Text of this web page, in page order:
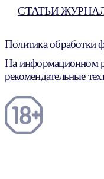
СТАТЬИ
Политика обработки
На информационном
рекомендательные